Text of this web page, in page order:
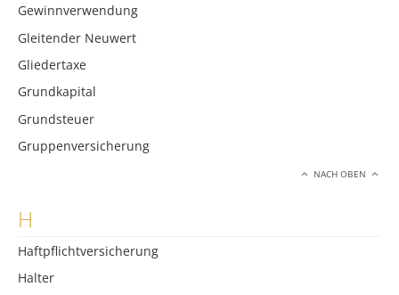
Gewinnverwendung
Gleitender Neuwert
Gliedertaxe
Grundkapital
Grundsteuer
Gruppenversicherung
NACH OBEN
H
Haftpflichtversicherung
Halter